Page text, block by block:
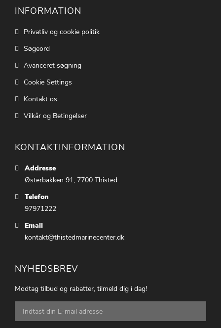
INFORMATION
Privatliv og cookie politik
Søgeord
Avanceret søgning
Cookie Settings
Kontakt os
Vilkår og Betingelser
KONTAKTINFORMATION
Addresse
Østerbakken 91, 7700 Thisted
Telefon
97971222
Email
kontakt@thistedmarinecenter.dk
NYHEDSBREV
Modtag tilbud og rabatter, tilmeld dig i dag!
Tilmeld
dig
vores